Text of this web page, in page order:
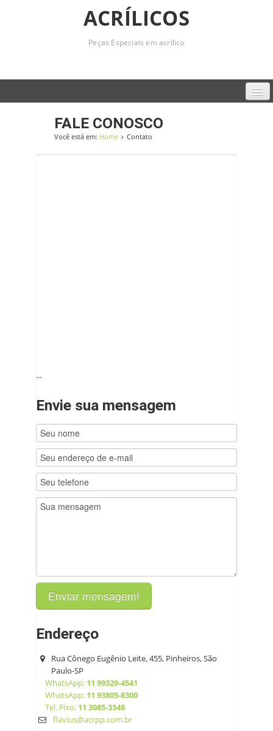
ACRÍLICOS
Peças Especiais em acrílico
Empresa
FALE CONOSCO
Você está em: Home Contato
...
Envie sua mensagem
Endereço
Rua Cônego Eugênio Leite, 455, Pinheiros, São
Paulo-SP
WhatsApp: 11 99329-4541
WhatsApp: 11 93805-8300
Tel. Fixo: 11 3085-3348
flavius@acrpp.com.br